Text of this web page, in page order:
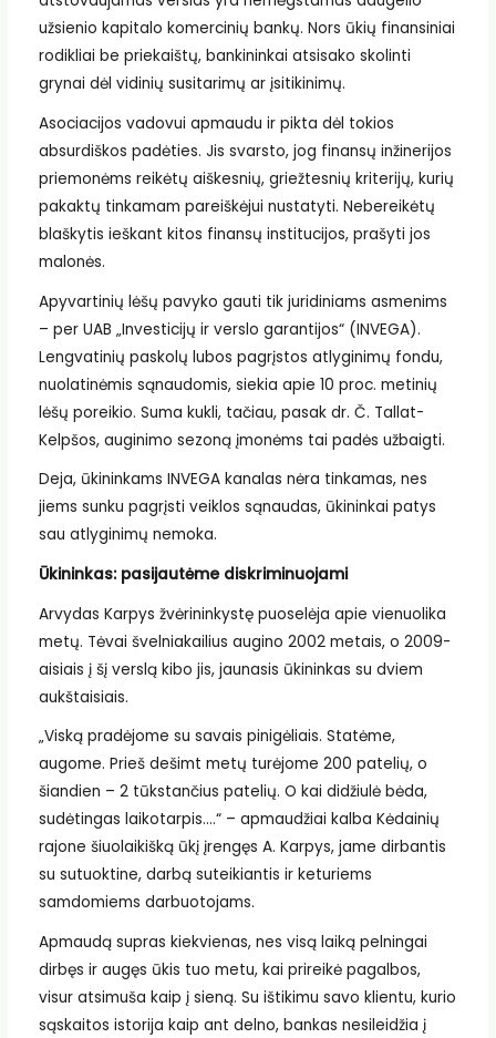
užsienio kapitalo komercinių bankų. Nors ūkių finansiniai
rodikliai be priekaištų, bankininkai atsisako skolinti
grynai dėl vidinių susitarimų ar įsitikinimų.
Asociacijos vadovui apmaudu ir pikta dėl tokios
absurdiškos padėties. Jis svarsto, jog finansų inžinerijos
priemonėms reikėtų aiškesnių, griežtesnių kriterijų, kurių
pakaktų tinkamam pareiškėjui nustatyti. Nebereikėtų
blaškytis ieškant kitos finansų institucijos, prašyti jos
malonės.
Apyvartinių lėšų pavyko gauti tik juridiniams asmenims
– per UAB „Investicijų ir verslo garantijos“ (INVEGA).
Lengvatinių paskolų lubos pagrįstos atlyginimų fondu,
nuolatinėmis sąnaudomis, siekia apie 10 proc. metinių
lėšų poreikio. Suma kukli, tačiau, pasak dr. Č. Tallat-
Kelpšos, auginimo sezoną įmonėms tai padės užbaigti.
Deja, ūkininkams INVEGA kanalas nėra tinkamas, nes
jiems sunku pagrįsti veiklos sąnaudas, ūkininkai patys
sau atlyginimų nemoka.
Ūkininkas: pasijautėme diskriminuojami
Arvydas Karpys žvėrininkystę puoselėja apie vienuolika
metų. Tėvai švelniakailius augino 2002 metais, o 2009-
aisiais į šį verslą kibo jis, jaunasis ūkininkas su dviem
aukštaisiais.
„Viską pradėjome su savais pinigėliais. Statėme,
augome. Prieš dešimt metų turėjome 200 patelių, o
šiandien – 2 tūkstančius patelių. O kai didžiulė bėda,
sudėtingas laikotarpis….“ – apmaudžiai kalba Kėdainių
rajone šiuolaikišką ūkį įrengęs A. Karpys, jame dirbantis
su sutuoktine, darbą suteikiantis ir keturiems
samdomiems darbuotojams.
Apmaudą supras kiekvienas, nes visą laiką pelningai
dirbęs ir augęs ūkis tuo metu, kai prireikė pagalbos,
visur atsimuša kaip į sieną. Su ištikimu savo klientu, kurio
sąskaitos istorija kaip ant delno, bankas nesileidžia į